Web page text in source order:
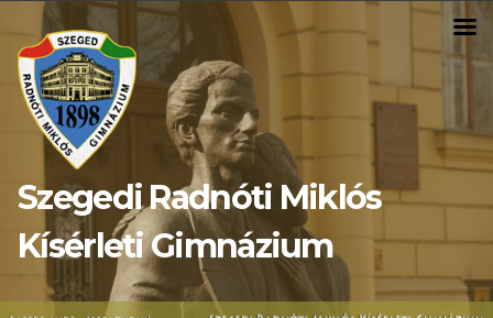
content
Szegedi Radnóti Miklós
Kísérleti Gimnázium